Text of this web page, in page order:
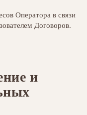
Оператора в связи
Договоров.
и